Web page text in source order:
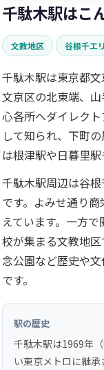
千駄木駅はこ
文教地区 谷根千エ
千駄木駅は東京都
文京区の北東端、
心各所へダイレク
して知られ、下町
は根津駅や日暮里駅
千駄木駅周辺は谷
です。よみせ通り
えています。一方
校が集まる文教地
念公園など歴史や
です。
駅の歴史
千駄木駅は1969年
い東京メトロに継